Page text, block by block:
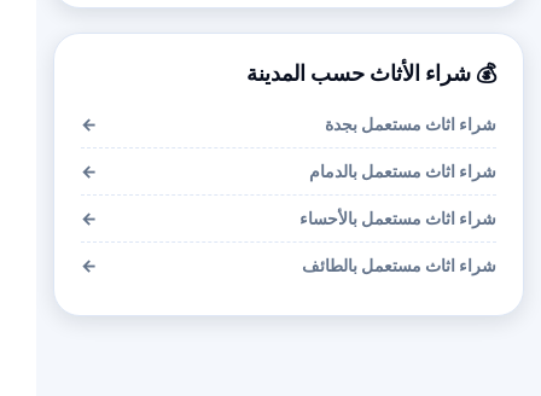
💰 شراء الأثاث حسب المدينة
شراء اثاث مستعمل بجدة ←
شراء اثاث مستعمل بالدمام ←
شراء اثاث مستعمل بالأحساء ←
شراء اثاث مستعمل بالطائف ←